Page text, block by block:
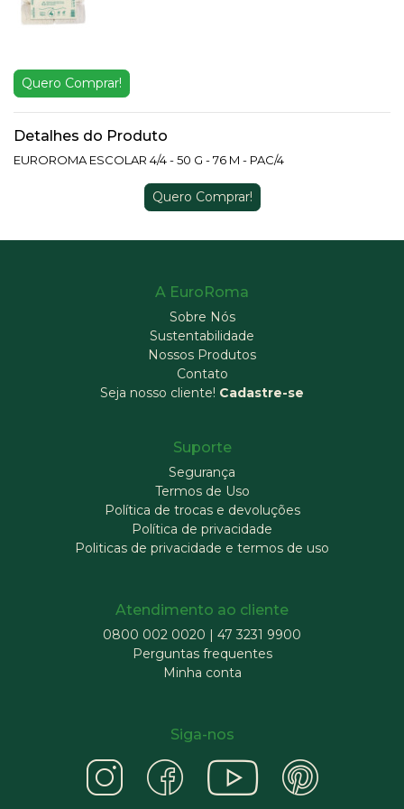
Quero Comprar!
Detalhes do Produto
EUROROMA ESCOLAR 4/4 - 50 G - 76 M - PAC/4
Quero Comprar!
A EuroRoma
Sobre Nós
Sustentabilidade
Nossos Produtos
Contato
Seja nosso cliente! Cadastre-se
Suporte
Segurança
Termos de Uso
Política de trocas e devoluções
Política de privacidade
Politicas de privacidade e termos de uso
Atendimento ao cliente
0800 002 0020 | 47 3231 9900
Perguntas frequentes
Minha conta
Siga-nos